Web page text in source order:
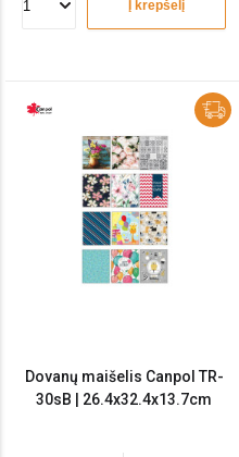
Į krepšelį
Dovanų maišelis Canpol TR-
30sB | 26.4x32.4x13.7cm